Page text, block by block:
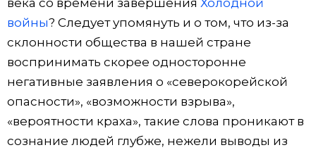
века со времени завершения Холодной
войны? Следует упомянуть и о том, что из-за
склонности общества в нашей стране
воспринимать скорее односторонне
негативные заявления о «северокорейской
опасности», «возможности взрыва»,
«вероятности краха», такие слова проникают в
сознание людей глубже, нежели выводы из